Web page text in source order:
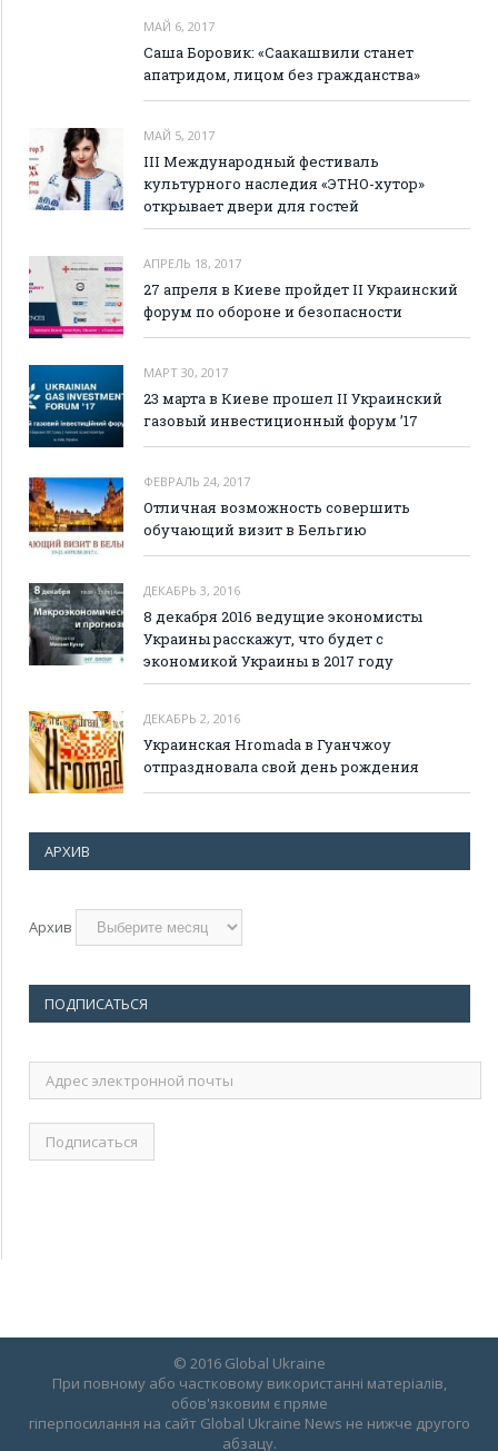
МАЙ 6, 2017
Саша Боровик: «Саакашвили станет
апатридом, лицом без гражданства»
МАЙ 5, 2017
III Международный фестиваль
культурного наследия «ЭТНО-хутор»
открывает двери для гостей
АПРЕЛЬ 18, 2017
27 апреля в Киеве пройдет II Украинский
форум по обороне и безопасности
МАРТ 30, 2017
23 марта в Киеве прошел II Украинский
газовый инвестиционный форум ’17
ФЕВРАЛЬ 24, 2017
Отличная возможность совершить
обучающий визит в Бельгию
ДЕКАБРЬ 3, 2016
8 декабря 2016 ведущие экономисты
Украины расскажут, что будет с
экономикой Украины в 2017 году
ДЕКАБРЬ 2, 2016
Украинская Hromada в Гуанчжоу
отпраздновала свой день рождения
АРХИВ
Архив
ПОДПИСАТЬСЯ
Адрес
электронной
© 2016 Global Ukraine
При повному або частковому використанні матеріалів,
обов'язковим є пряме
гіперпосилання на сайт Global Ukraine News не нижче другого
абзацу.